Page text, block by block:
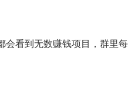
会看到无数赚钱项目，群里